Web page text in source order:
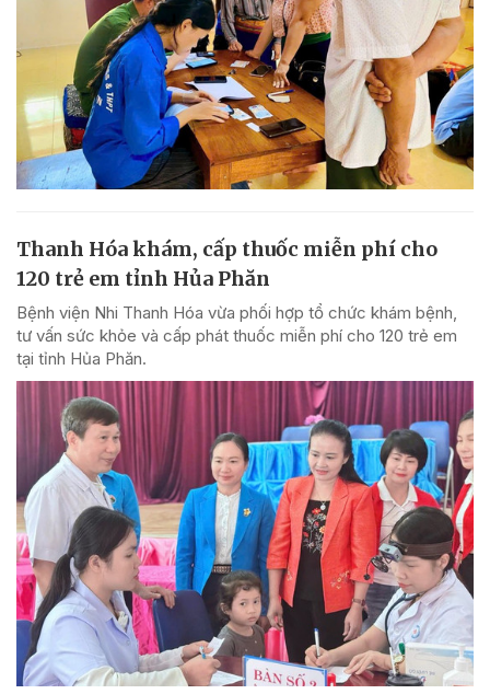
Thanh Hóa khám, cấp thuốc miễn phí cho
120 trẻ em tỉnh Hủa Phăn
Bệnh viện Nhi Thanh Hóa vừa phối hợp tổ chức khám bệnh,
tư vấn sức khỏe và cấp phát thuốc miễn phí cho 120 trẻ em
tại tỉnh Hủa Phăn.